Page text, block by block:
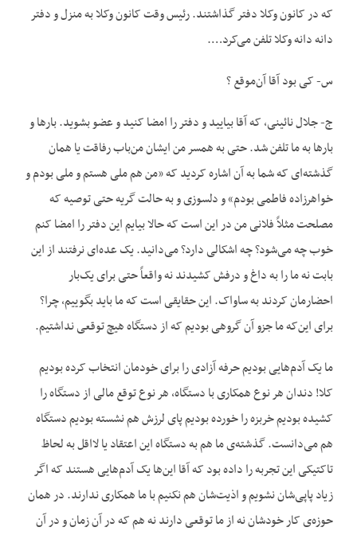
که در کانون وکلا دفتر گذاشتند. رئیس وقت کانون وکلا به منزل و دفتر
دانه دانه وکلا تلفن می‌کرد….
س- کی بود آقا آن‌موقع ؟
ج- جلال نائینی، که آقا بیایید و دفتر را امضا کنید و عضو بشوید. بارها و
بارها به ما تلفن شد. حتی به همسر من ایشان من‌باب رفاقت یا همان
گذشته‌ای که شما به آن اشاره کردید که «من هم ملی هستم و ملی بودم و
خواهرزاده فاطمی بودم» و دلسوزی و به حالت گریه حتی توصیه که
مصلحت مثلاً فلانی من در این است که حالا بیایم این دفتر را امضا کنم
خوب چه می‌شود؟ چه اشکالی دارد؟ می‌دانید. یک عده‌ای نرفتند از این
بابت نه ما را به داغ و درفش کشیدند نه واقعاً حتی برای یک‌بار
احضارمان کردند به ساواک. این حقایقی است که ما باید بگوییم، چرا؟
برای این‌که ما جزو آن گروهی بودیم که از دستگاه هیچ توقعی نداشتیم.
ما یک آدم‌هایی بودیم حرفه آزادی را برای خودمان انتخاب کرده بودیم
کلا! دندان هر نوع همکاری با دستگاه، هر نوع توقع مالی از دستگاه را
کشیده بودیم خربزه را خورده بودیم پای لرزش هم نشسته بودیم دستگاه
هم می‌دانست. گذشته‌ی ما هم به دستگاه این اعتقاد یا لااقل به لحاظ
تاکتیکی این تجربه را داده بود که آقا این‌ها یک آدم‌هایی هستند که اگر
زیاد پاپی‌شان نشویم و اذیت‌شان هم نکنیم با ما همکاری ندارند. در همان
حوزه‌ی کار خودشان نه از ما توقعی دارند نه هم که در آن زمان و در آن